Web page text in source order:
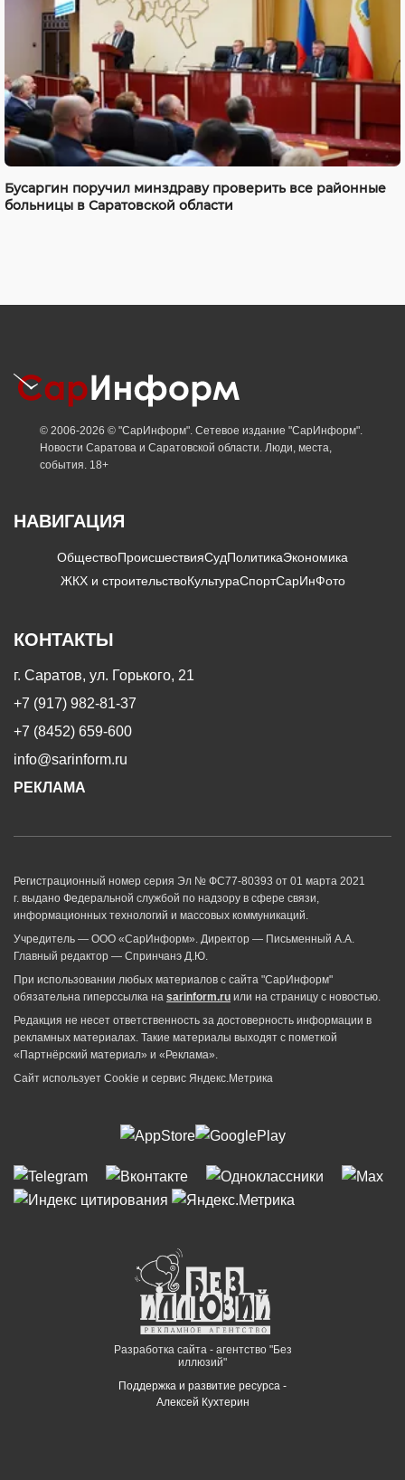
Бусаргин поручил минздраву проверить все районные
больницы в Саратовской области
© 2006-2026 © "СарИнформ". Сетевое издание "СарИнформ".
Новости Саратова и Саратовской области. Люди, места,
события. 18+
НАВИГАЦИЯ
ОбществоПроисшествияСудПолитикаЭкономика
ЖКХ и строительствоКультураСпортСарИнФото
КОНТАКТЫ
г. Саратов, ул. Горького, 21
+7 (917) 982-81-37
+7 (8452) 659-600
info@sarinform.ru
РЕКЛАМА
Регистрационный номер серия Эл № ФС77-80393 от 01 марта 2021
г. выдано Федеральной службой по надзору в сфере связи,
информационных технологий и массовых коммуникаций.
Учредитель — ООО «СарИнформ». Директор — Письменный А.А.
Главный редактор — Спринчанэ Д.Ю.
При использовании любых материалов с сайта "СарИнформ"
обязательна гиперссылка на sarinform.ru или на страницу с новостью.
Редакция не несет ответственность за достоверность информации в
рекламных материалах. Такие материалы выходят с пометкой
«Партнёрский материал» и «Реклама».
Сайт использует Cookie и сервиc Яндекс.Метрика
Разработка сайта - агентство "Без
иллюзий"
Поддержка и развитие ресурса -
Алексей Кухтерин